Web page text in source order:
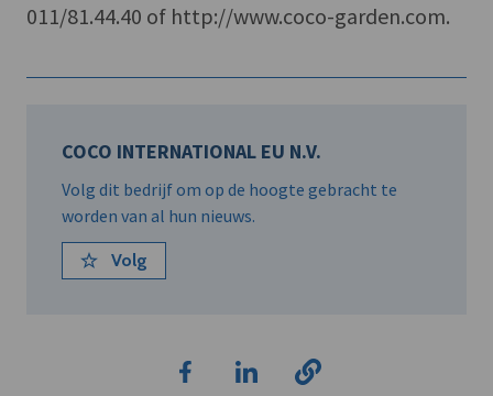
011/81.44.40 of http://www.coco-garden.com.
COCO INTERNATIONAL EU N.V.
Volg dit bedrijf om op de hoogte gebracht te
worden van al hun nieuws.
Volg